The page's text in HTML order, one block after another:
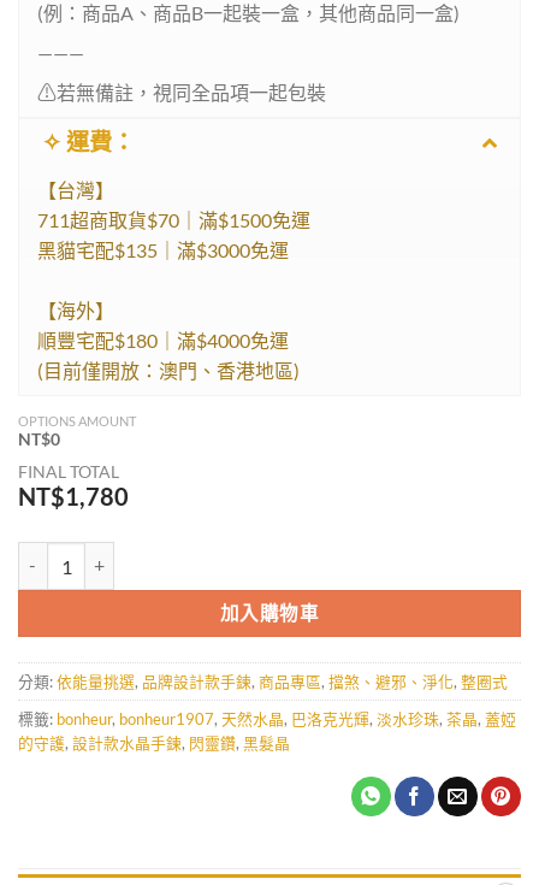
(例：商品A、商品B一起裝一盒，其他商品同一盒)
———
⚠︎︎若無備註，視同全品項一起包裝
✧ 運費：
【台灣】
711超商取貨$70｜滿$1500免運
黑貓宅配$135｜滿$3000免運
【海外】
順豐宅配$180｜滿$4000免運
(目前僅開放：澳門、香港地區)
OPTIONS AMOUNT
NT$0
FINAL TOTAL
NT$1,780
加入購物車
分類:依能量挑選, 品牌設計款手鍊, 商品專區, 擋煞、避邪、淨化, 整圈式
標籤: bonheur, bonheur1907, 天然水晶, 巴洛克光輝, 淡水珍珠, 茶晶, 蓋婭
的守護, 設計款水晶手鍊, 閃靈鑽, 黑髮晶